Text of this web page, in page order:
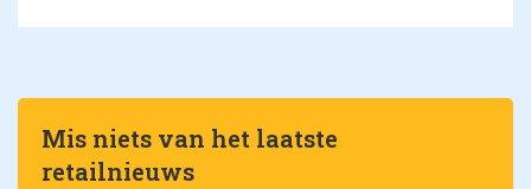
Mis niets van het laatste
retailnieuws